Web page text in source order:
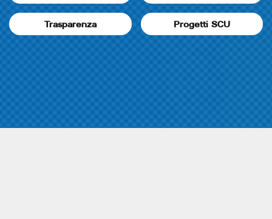
Trasparenza Progetti SCU